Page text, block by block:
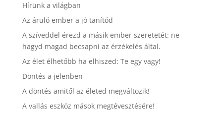
Hírünk a világban
Az áruló ember a jó tanítód
A szíveddel érezd a másik ember szeretetét: ne
hagyd magad becsapni az érzékelés által.
Az élet élhetőbb ha elhiszed: Te egy vagy!
Döntés a jelenben
A döntés amitől az életed megváltozik!
A vallás eszköz mások megtévesztésére!